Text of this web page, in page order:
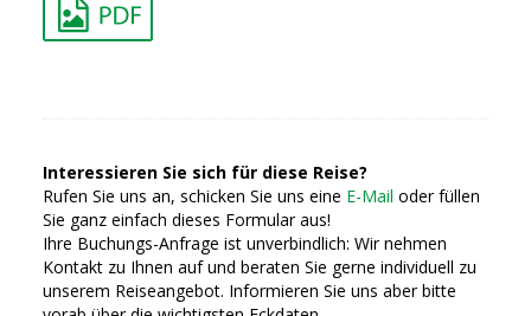
Interessieren Sie sich für diese Reise?
Rufen Sie uns an, schicken Sie uns eine E-Mail oder füllen
Sie ganz einfach dieses Formular aus!
Ihre Buchungs-Anfrage ist unverbindlich: Wir nehmen
Kontakt zu Ihnen auf und beraten Sie gerne individuell zu
unserem Reiseangebot. Informieren Sie uns aber bitte